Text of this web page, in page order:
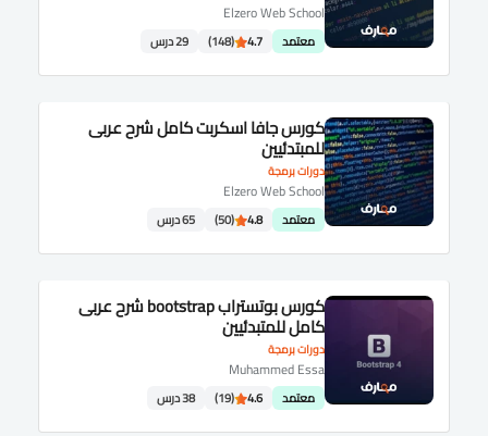
Elzero Web School
معتمد 4.7
(148) 29 درس
دورات برمجة
كورس جافا اسكربت كامل شرح عربى
للمبتدئيين
Elzero Web School
معتمد 4.8
(50) 65 درس
دورات برمجة
كورس بوتستراب bootstrap شرح عربى
كامل للمتبدئيين
Muhammed Essa
معتمد 4.6
(19) 38 درس